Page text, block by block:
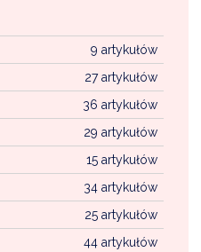
9 artykułów
27 artykułów
36 artykułów
29 artykułów
15 artykułów
34 artykułów
25 artykułów
44 artykułów